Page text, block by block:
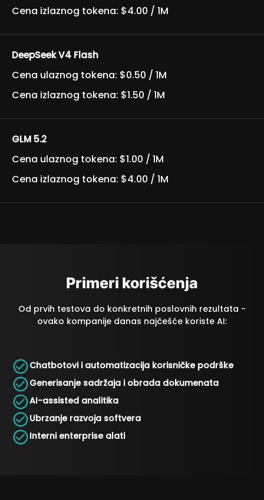
Cena izlaznog tokena: $4.00 / 1M
DeepSeek V4 Flash
Cena ulaznog tokena: $0.50 / 1M
Cena izlaznog tokena: $1.50 / 1M
GLM 5.2
Cena ulaznog tokena: $1.00 / 1M
Cena izlaznog tokena: $4.00 / 1M
Primeri korišćenja
Od prvih testova do konkretnih poslovnih rezultata -
ovako kompanije danas najčešće koriste AI:
Chatbotovi i automatizacija korisničke podrške
Generisanje sadržaja i obrada dokumenata
AI-assisted analitika
Ubrzanje razvoja softvera
Interni enterprise alati